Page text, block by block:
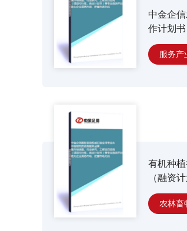
中金企
作计划
服务产
有机种
（融资
农林畜